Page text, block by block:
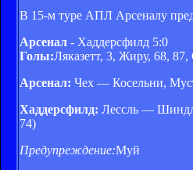
В 15-м туре АПЛ Арсеналу
Арсенал - Хаддерсфилд 5:0
Голы:Ляказетт, 3, Жиру, 68,
Арсенал: Чех — Косельни,
Хаддерсфилд: Лессль —
74)
Предупреждение:Муй